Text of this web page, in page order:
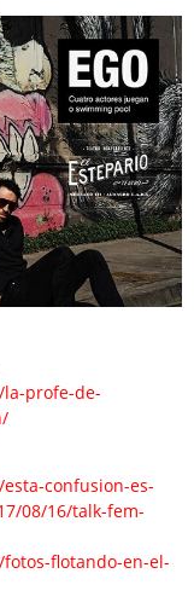
profe-de-
confusion-es-
08/16/talk-fem-
flotando-en-el-